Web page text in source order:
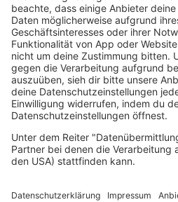
bekam?
mehr lesen
IMAGO / Pond5 Images